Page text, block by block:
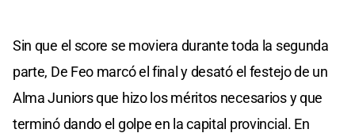
Sin que el score se moviera durante toda la segunda
parte, De Feo marcó el final y desató el festejo de un
Alma Juniors que hizo los méritos necesarios y que
terminó dando el golpe en la capital provincial. En